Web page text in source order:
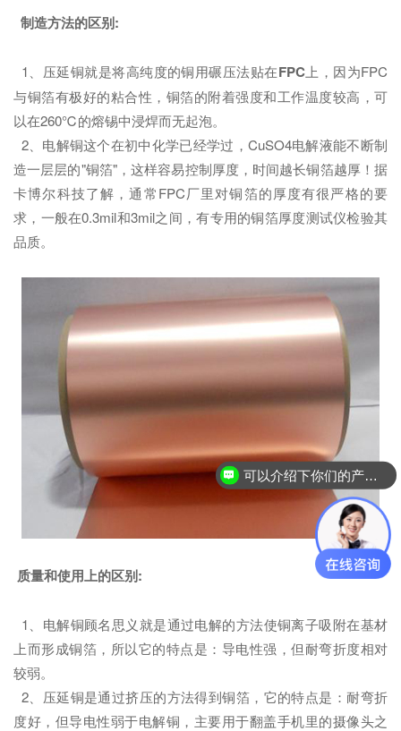
制造方法的区别:
1、压延铜就是将高纯度的铜用碾压法贴在FPC上，因为FPC
与铜箔有极好的粘合性，铜箔的附着强度和工作温度较高，可
以在260℃的熔锡中浸焊而无起泡。
2、电解铜这个在初中化学已经学过，CuSO4电解液能不断制
造一层层的"铜箔"，这样容易控制厚度，时间越长铜箔越厚！据
卡博尔科技了解，通常FPC厂里对铜箔的厚度有很严格的要
求，一般在0.3mil和3mil之间，有专用的铜箔厚度测试仪检验其
品质。
质量和使用上的区别:
1、电解铜顾名思义就是通过电解的方法使铜离子吸附在基材
上而形成铜箔，所以它的特点是：导电性强，但耐弯折度相对
较弱。
2、压延铜是通过挤压的方法得到铜箔，它的特点是：耐弯折
度好，但导电性弱于电解铜，主要用于翻盖手机里的摄像头之
可以介绍下你们的产品么？